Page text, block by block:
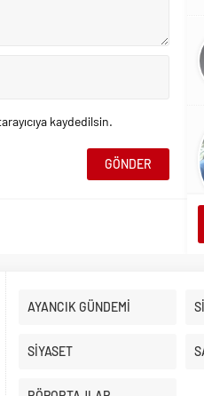
kaydedilsin.
AYANCIK GÜNDEMİ
SİYASET